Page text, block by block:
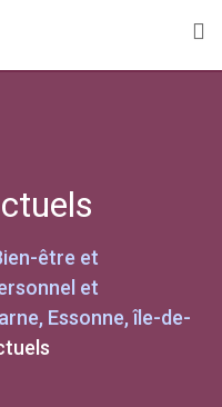
être et
et
Essonne, île-de-